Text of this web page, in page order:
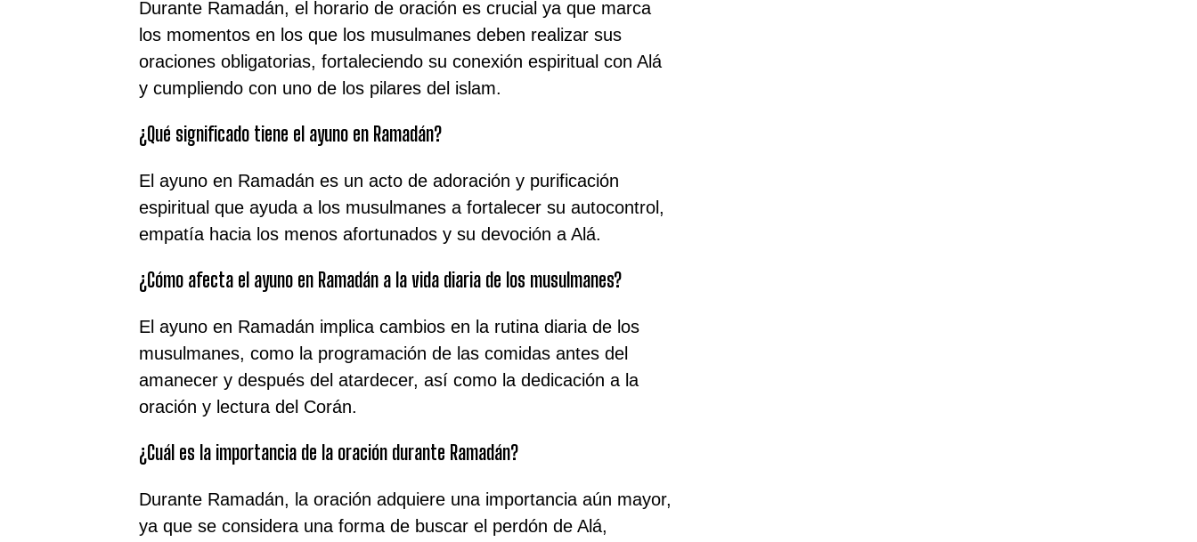
Durante Ramadán, el horario de oración es crucial ya que marca
los momentos en los que los musulmanes deben realizar sus
oraciones obligatorias, fortaleciendo su conexión espiritual con Alá
y cumpliendo con uno de los pilares del islam.
¿Qué significado tiene el ayuno en Ramadán?
El ayuno en Ramadán es un acto de adoración y purificación
espiritual que ayuda a los musulmanes a fortalecer su autocontrol,
empatía hacia los menos afortunados y su devoción a Alá.
¿Cómo afecta el ayuno en Ramadán a la vida diaria de los musulmanes?
El ayuno en Ramadán implica cambios en la rutina diaria de los
musulmanes, como la programación de las comidas antes del
amanecer y después del atardecer, así como la dedicación a la
oración y lectura del Corán.
¿Cuál es la importancia de la oración durante Ramadán?
Durante Ramadán, la oración adquiere una importancia aún mayor,
ya que se considera una forma de buscar el perdón de Alá,